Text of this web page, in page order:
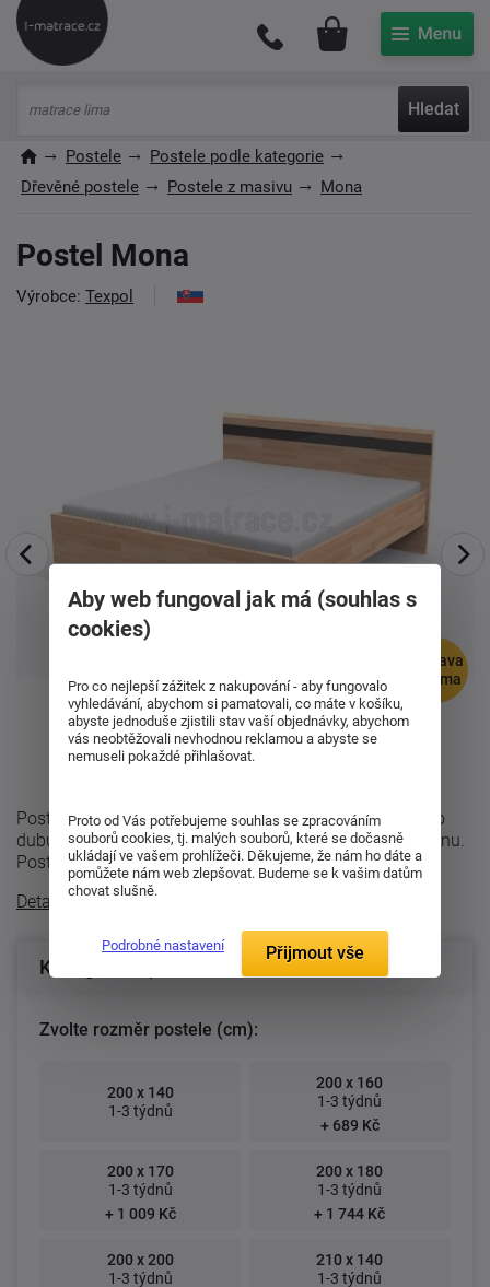
Hledat
Můj účet
Postele
Postele podle kategorie
Dřevěné postele
Postele z masivu Mona
Postel Mona
Výrobce: Texpol
doprava
zdarma
Postel Mona s plným čelem. Vyrábí se z buku-cink nebo
dubu se strukturou dřeva v moderním parketovémdesignu.
Postel se vyrábí z bukového ...
Detailní popis
Konfigurace produktu
Zvolte rozměr postele (cm):
200 x 140
1-3 týdnů
200 x 160
1-3 týdnů
+ 689 Kč
200 x 170
1-3 týdnů
+ 1 009 Kč
200 x 180
1-3 týdnů
+ 1 744 Kč
200 x 200
1-3 týdnů
210 x 140
1-3 týdnů
Aby web fungoval jak má (souhlas s
cookies)
Pro co nejlepší zážitek z nakupování - aby fungovalo
vyhledávání, abychom si pamatovali, co máte v košíku,
abyste jednoduše zjistili stav vaší objednávky, abychom
vás neobtěžovali nevhodnou reklamou a abyste se
nemuseli pokaždé přihlašovat.
Proto od Vás potřebujeme souhlas se zpracováním
souborů cookies, tj. malých souborů, které se dočasně
ukládají ve vašem prohlížeči. Děkujeme, že nám ho dáte a
pomůžete nám web zlepšovat. Budeme se k vašim datům
chovat slušně.
Podrobné nastavení Přijmout vše